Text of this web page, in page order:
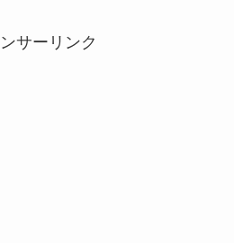
サーリンク